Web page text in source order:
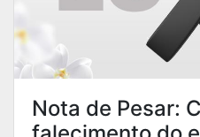
Nota de Pesar: